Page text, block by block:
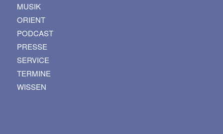
MUSIK
ORIENT
PODCAST
PRESSE
SERVICE
TERMINE
WISSEN